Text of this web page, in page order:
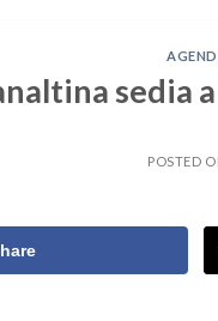
sedia
POSTED